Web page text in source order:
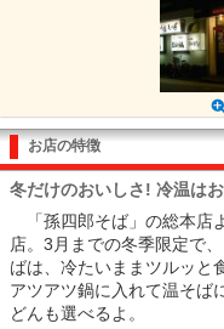
お店の特徴
冬だけのおいしさ! 冷温は
「孫四郎そば」の総本店
店。3月までの冬季限定で
ばは、冷たいままツルッと
アツアツ鍋に入れて温そば
どんも選べるよ。